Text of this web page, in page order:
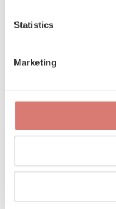
Statistics
Marketing